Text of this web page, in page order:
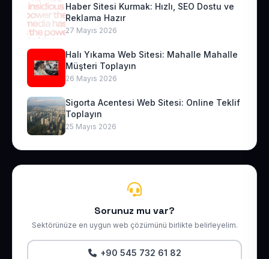
Haber Sitesi Kurmak: Hızlı, SEO Dostu ve
Reklama Hazır
27 Mayıs 2026
Halı Yıkama Web Sitesi: Mahalle Mahalle
Müşteri Toplayın
26 Mayıs 2026
Sigorta Acentesi Web Sitesi: Online Teklif
Toplayın
25 Mayıs 2026
Sorunuz mu var?
Sektörünüze en uygun web çözümünü birlikte belirleyelim.
+90 545 732 61 82